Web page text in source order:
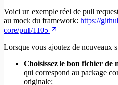
Voici un exemple réel de pull
au mock du framework: https://
core/pull/1105
.
Lorsque vous ajoutez de nouveaux
Choisissez le bon fichier de
qui correspond au package
originale: